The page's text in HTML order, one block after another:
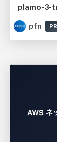
plamo-3-
pfn